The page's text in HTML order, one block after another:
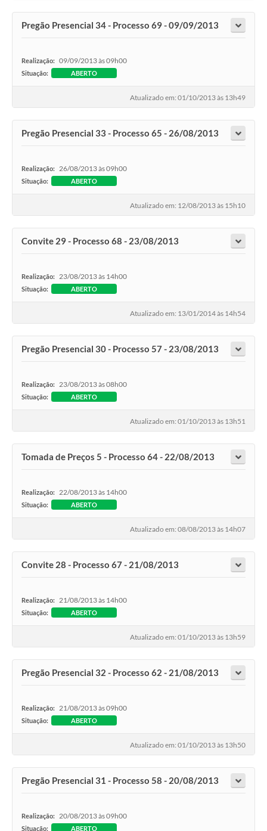
Pregão Presencial 34 - Processo 69 - 09/09/2013
Realização: 09/09/2013 às 09h00
Situação: ABERTO
Atualizado em: 01/10/2013 às 13h49
Pregão Presencial 33 - Processo 65 - 26/08/2013
Realização: 26/08/2013 às 09h00
Situação: ABERTO
Atualizado em: 12/08/2013 às 15h10
Convite 29 - Processo 68 - 23/08/2013
Realização: 23/08/2013 às 14h00
Situação: ABERTO
Atualizado em: 13/01/2014 às 14h54
Pregão Presencial 30 - Processo 57 - 23/08/2013
Realização: 23/08/2013 às 08h00
Situação: ABERTO
Atualizado em: 01/10/2013 às 13h51
Tomada de Preços 5 - Processo 64 - 22/08/2013
Realização: 22/08/2013 às 14h00
Situação: ABERTO
Atualizado em: 08/08/2013 às 14h07
Convite 28 - Processo 67 - 21/08/2013
Realização: 21/08/2013 às 14h00
Situação: ABERTO
Atualizado em: 01/10/2013 às 13h59
Pregão Presencial 32 - Processo 62 - 21/08/2013
Realização: 21/08/2013 às 09h00
Situação: ABERTO
Atualizado em: 01/10/2013 às 13h50
Pregão Presencial 31 - Processo 58 - 20/08/2013
Realização: 20/08/2013 às 09h00
Situação: ABERTO